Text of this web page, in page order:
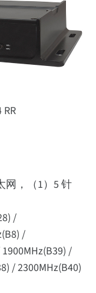
网，（1）5 针
/
/
/
/ 2300MHz(B40)